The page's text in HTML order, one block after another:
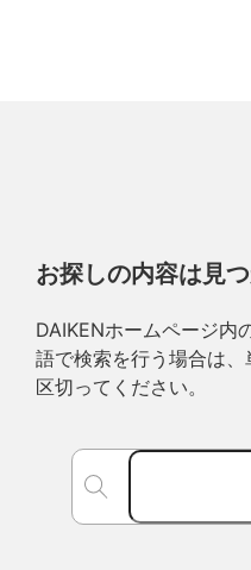
お探しの内容は見
DAIKENホームページ内
語で検索を行う場合は
区切ってください。